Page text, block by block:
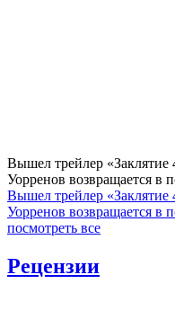
Вышел трейлер
Уорренов возвращается в
Вышел трейлер
Уорренов возвращается в
посмотреть все
Рецензии